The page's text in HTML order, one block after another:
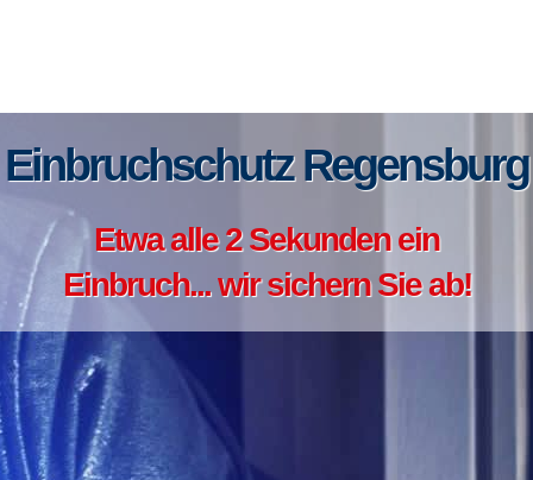
Einbruchschutz Regensburg
Etwa alle 2 Sekunden ein
Einbruch... wir sichern Sie ab!